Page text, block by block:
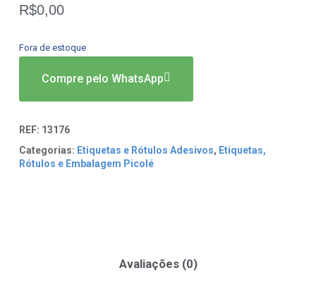
R$0,00
Fora de estoque
Compre pelo WhatsApp
REF: 13176
Categorias: Etiquetas e Rótulos Adesivos, Etiquetas,
Rótulos e Embalagem Picolé
Avaliações (0)